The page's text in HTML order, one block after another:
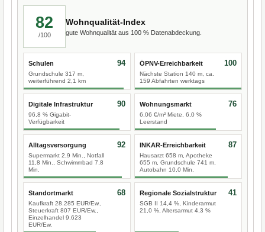
82
/100
Wohnqualität-Index
gute Wohnqualität aus 100 % Datenabdeckung.
Schulen
Grundschule 317 m,
weiterführend 2,1 km
94 ÖPNV-Erreichbarkeit
Nächste Station 140 m, ca.
159 Abfahrten werktags
100
Digitale Infrastruktur
96,8 % Gigabit-
Verfügbarkeit
90 Wohnungsmarkt
6,06 €/m² Miete, 6,0 %
Leerstand
76
Alltagsversorgung
Supermarkt 2,9 Min., Notfall
11,8 Min., Schwimmbad 7,8
Min.
92 INKAR-Erreichbarkeit
Hausarzt 658 m, Apotheke
655 m, Grundschule 741 m,
Autobahn 10,0 Min.
87
Standortmarkt
Kaufkraft 28.285 EUR/Ew.,
Steuerkraft 807 EUR/Ew.,
Einzelhandel 9.623
EUR/Ew.
68 Regionale Sozialstruktur
SGB II 14,4 %, Kinderarmut
21,0 %, Altersarmut 4,3 %
41